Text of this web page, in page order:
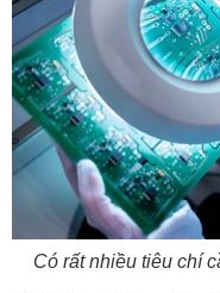
Có rất nhiều tiêu chí